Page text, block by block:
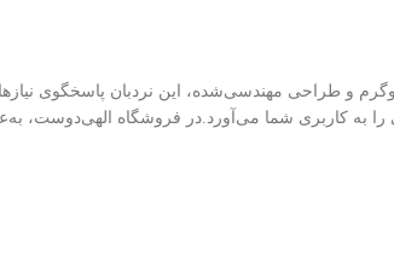
از دوام، سبکی و ایمنی است. با تحمل وزن تا 110 کیلوگرم و طراحی
به کاربری شما می‌آورد.در فروشگاه الهی‌دوست،